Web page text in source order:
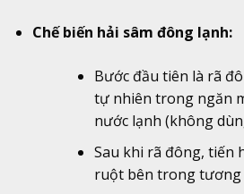
Chế biến hải sâm đông lạnh:
Bước đầu tiên là rã
tự nhiên trong ngăn
nước lạnh (không
Sau khi rã đông, tiến
ruột bên trong